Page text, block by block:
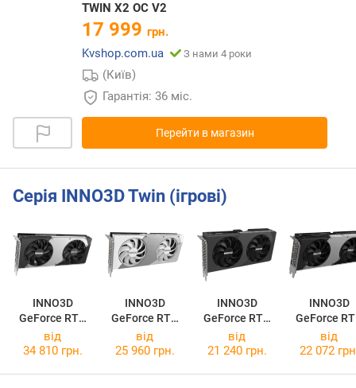
TWIN X2 OC V2
17 999 грн.
Kvshop.com.ua
З нами 4 роки
(Київ)
Гарантія: 36 міс.
Перейти в магазин
Серія INNO3D Twin (ігрові)
INNO3D
GeForce RTX
5070 TWIN X2
INNO3D
GeForce RTX
5060 TWIN X2
OC WHITE
INNO3D
GeForce RTX
5060 TWIN X2
INNO3D
GeForce
5060 Ti
TWIN X2
від
34 810 грн.
від
25 960 грн.
від
21 240 грн.
від
22 072